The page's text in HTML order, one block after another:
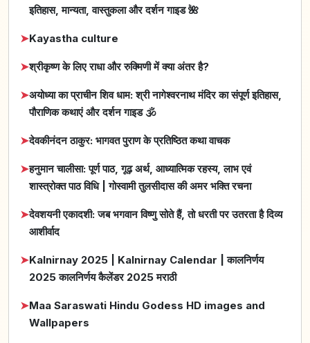
इतिहास, मान्यता, वास्तुकला और दर्शन गाइड 🌺
➤Kayastha culture
➤श्रीकृष्ण के लिए राधा और रुक्मिणी में क्या अंतर है?
➤अयोध्या का प्राचीन शिव धाम: श्री नागेश्वरनाथ मंदिर का संपूर्ण इतिहास,
पौराणिक कथाएं और दर्शन गाइड 🕉️
➤देवकीनंदन ठाकुर: भागवत पुराण के प्रतिष्ठित कथा वाचक
➤हनुमान चालीसा: पूर्ण पाठ, गूढ़ अर्थ, आध्यात्मिक रहस्य, लाभ एवं
शास्त्रोक्त पाठ विधि | गोस्वामी तुलसीदास की अमर भक्ति रचना
➤देवशयनी एकादशी: जब भगवान विष्णु सोते हैं, तो धरती पर उतरता है दिव्य
आशीर्वाद
➤Kalnirnay 2025 | Kalnirnay Calendar | कालनिर्णय
2025 कालनिर्णय कैलेंडर 2025 मराठी
➤Maa Saraswati Hindu Godess HD images and
Wallpapers